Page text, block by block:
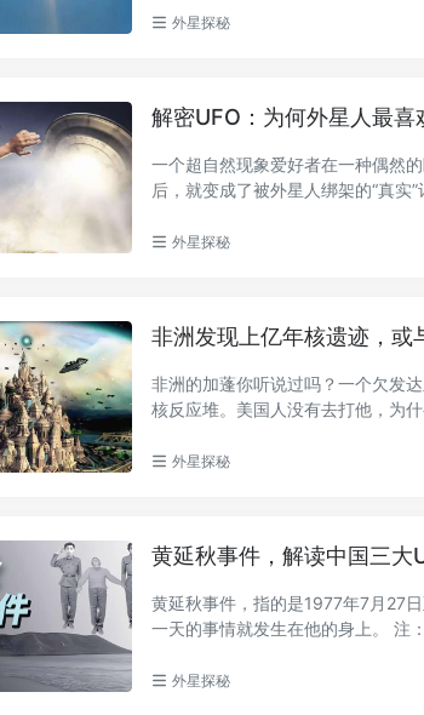
外星探秘
解密UFO：为何外星人最喜
一个超自然现象爱好者在一种偶然
后，就变成了被外星人绑架的“真实
外星探秘
非洲发现上亿年核遗迹，或
非洲的加蓬你听说过吗？一个欠发
核反应堆。美国人没有去打他，为
外星探秘
黄延秋事件，解读中国三大
黄延秋事件，指的是1977年7月27
一天的事情就发生在他的身上。 注
外星探秘